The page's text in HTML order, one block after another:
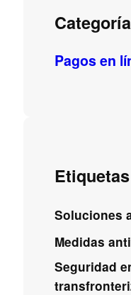
Pagos en
Etiquetas
Soluciones
Medidas
Seguridad